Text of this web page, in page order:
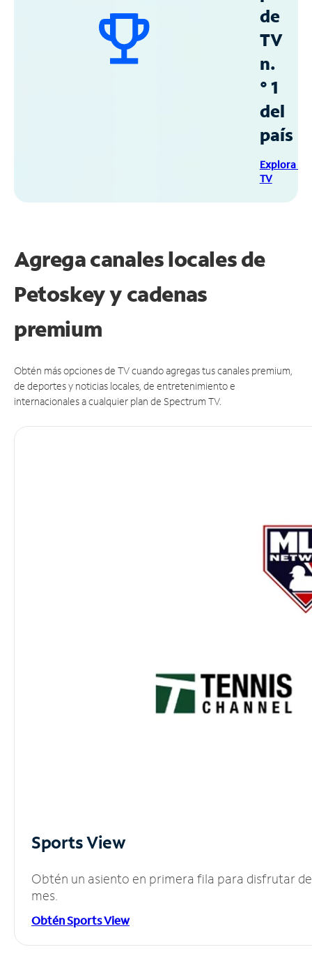
de
TV
n.
° 1
del
país
Explora
TV
Agrega canales locales de
Petoskey y cadenas
premium
Obtén más opciones de TV cuando agregas tus canales premium,
de deportes y noticias locales, de entretenimiento e
internacionales a cualquier plan de Spectrum TV.
Sports View
Obtén un asiento en primera fila para disfrutar
mes.
Obtén Sports View